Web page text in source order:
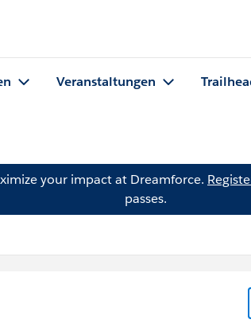
Veranstaltungen
your impact at Dreamforce.
passes.